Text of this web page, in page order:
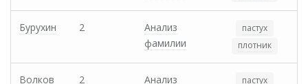
Бурухин 2
Анализ
фамилии
пастух
плотник
Волков 2
Анализ
пастух